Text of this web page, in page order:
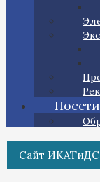
Сайт ИКАТиДС